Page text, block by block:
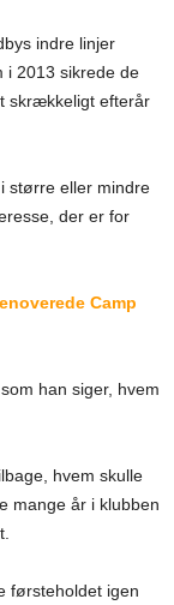
indre linjer
i 2013 sikrede de
skrækkeligt efterår
større eller mindre
der er for
Camp
han siger, hvem
hvem skulle
mange år i klubben
førsteholdet igen